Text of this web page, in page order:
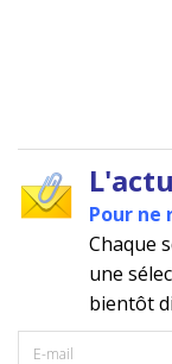
Pour ne
Chaque
une
bientôt